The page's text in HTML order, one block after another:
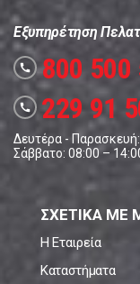
Εξυπηρέτηση
call 800 500
call 229 91
Δευτέρα -
Σάββατο: 08:00 –
ΣΧΕΤΙΚΑ ΜΕ
Η Εταιρεία
Καταστήματα